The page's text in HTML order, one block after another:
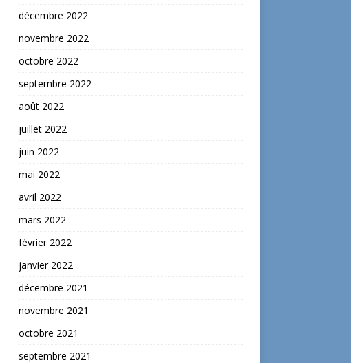
décembre 2022
novembre 2022
octobre 2022
septembre 2022
août 2022
juillet 2022
juin 2022
mai 2022
avril 2022
mars 2022
février 2022
janvier 2022
décembre 2021
novembre 2021
octobre 2021
septembre 2021